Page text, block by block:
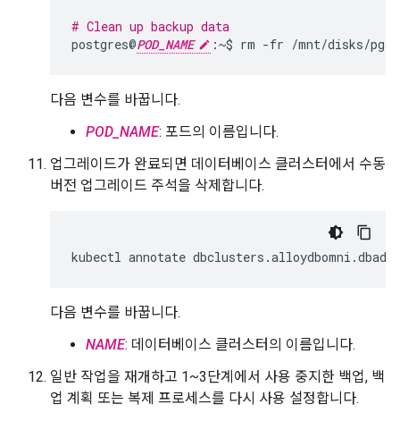
# Clean up backup data
postgres@POD_NAME :~$ rm -fr
다음 변수를 바꿉니다.
POD_NAME: 포드의 이름입니다.
업그레이드가 완료되면 데이터베이스 클러스터에서 수동
버전 업그레이드 주석을 삭제합니다.
kubectl annotate
다음 변수를 바꿉니다.
NAME: 데이터베이스 클러스터의 이름입니다.
일반 작업을 재개하고 1~3단계에서 사용 중지한 백업, 백
업 계획 또는 복제 프로세스를 다시 사용 설정합니다.